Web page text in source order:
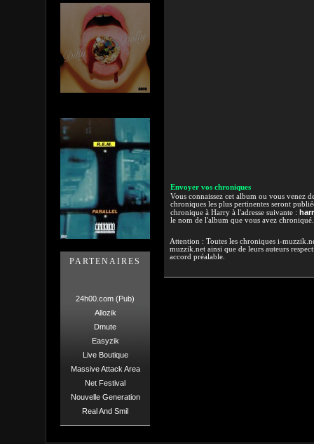
PARTENAIRES
24h00.com (Pub)
Allozik
Dmute
Easyzik
Live Boutique
Massive Attack Area
Net Festival
Nouvelle Generation
Real And Smil
Envoyer vos chroniques
Vous connaissez cet album ou vous venez
chroniques les plus pertinentes seront
chronique à Harry à l'adresse suivante :
le nom de l'album que vous avez
Attention : Toutes les chroniques i-
muzzik.net ainsi que de leurs auteurs
accord préalable.